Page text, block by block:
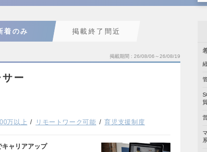
着のみ 掲載終了間近
掲載期間 26/08/06～26/08/19
ー
万以上 リモートワーク可能 育児支援制度
キャリアアップ
系